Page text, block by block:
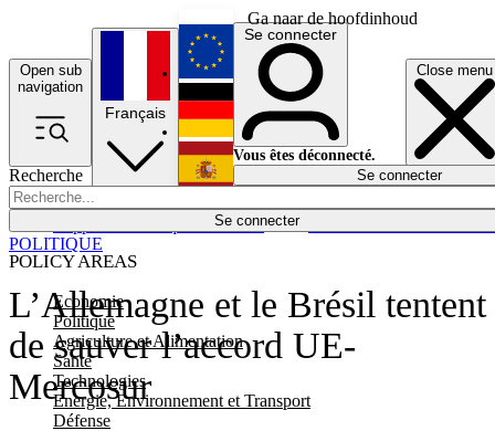
Ga naar de hoofdinhoud
Open sub
navigation
Close menu
Recherche
Se connecter
POLICY AREAS
Economie
Politique
Agriculture et Alimentation
Santé
Technologies
Energie, Environnement et Transport
Défense
Économie
Français
English
Deutsch
Español
Se connecter
Vous êtes déconnecté.
Se connecter
L’Allemagne et le Brésil tentent
de sauver l’accord UE-
Mercosur
POLITIQUE